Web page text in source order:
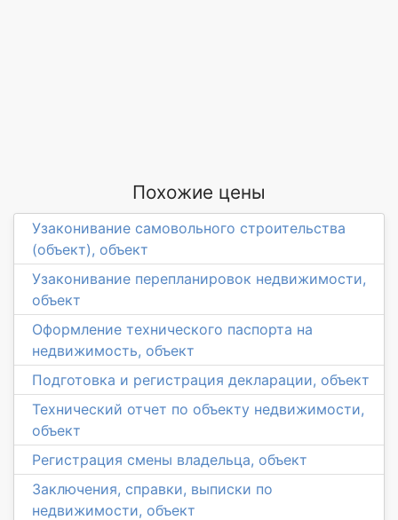
Похожие цены
Узаконивание самовольного строительства
(объект), объект
Узаконивание перепланировок недвижимости,
объект
Оформление технического паспорта на
недвижимость, объект
Подготовка и регистрация декларации, объект
Технический отчет по объекту недвижимости,
объект
Регистрация смены владельца, объект
Заключения, справки, выписки по
недвижимости, объект